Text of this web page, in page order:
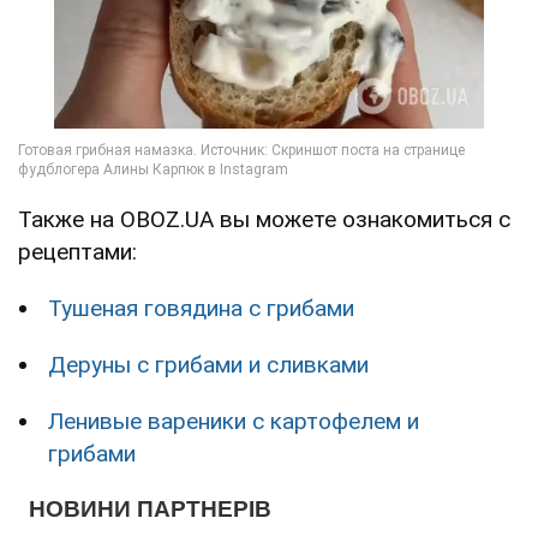
Также на OBOZ.UA вы можете ознакомиться с
рецептами:
Тушеная говядина с грибами
Деруны с грибами и сливками
Ленивые вареники с картофелем и
грибами